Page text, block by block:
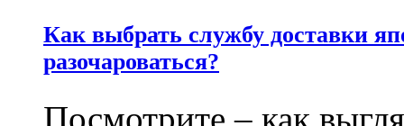
Как выбрать службу доставки
разочароваться?